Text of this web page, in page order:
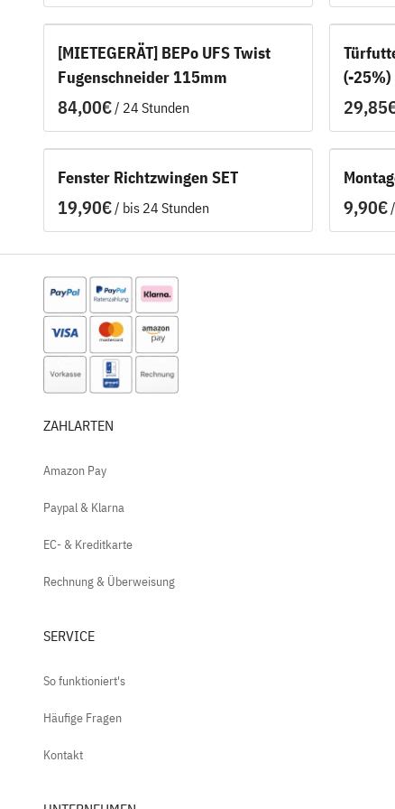
[MIETEGERÄT] BEPo UFS Twist
Fugenschneider 115mm
/
(-25%)
Fenster Richtzwingen SET
/ /
ZAHLARTEN
Amazon Pay
Paypal & Klarna
EC- & Kreditkarte
Rechnung & Überweisung
SERVICE
So funktioniert's
Häufige Fragen
Kontakt